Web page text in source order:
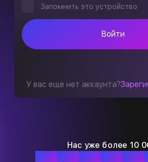
Нас уже более 10
Запомнить это устройство
Войти
У вас еще нет аккаунта?